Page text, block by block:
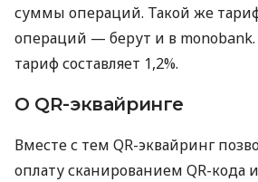
суммы операций. Такой же
операций — берут и в monobank.
тариф составляет 1,2%.
О QR-эквайринге
Вместе с тем QR-эквайринг
оплату сканированием QR-кода